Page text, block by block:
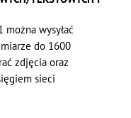
wysyłać
do 1600
zdjęcia oraz
sieci